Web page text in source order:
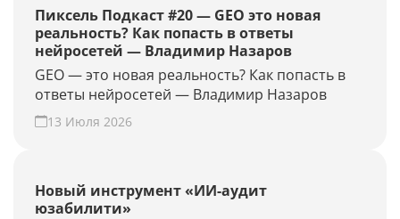
Пиксель Подкаст #20 — GEO это новая
реальность? Как попасть в ответы
нейросетей — Владимир Назаров
GEO — это новая реальность? Как попасть в
ответы нейросетей — Владимир Назаров
13 Июля 2026
Новый инструмент «ИИ-аудит
юзабилити»